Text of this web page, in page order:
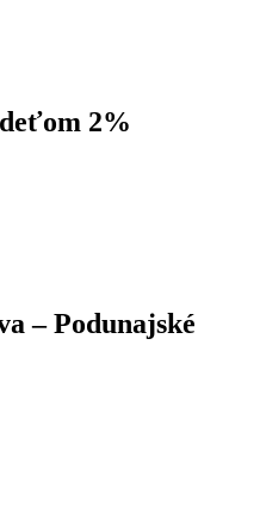
2%
– Podunajské